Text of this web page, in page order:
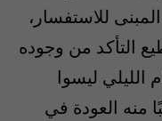
للاستفسار،
التأكد من وجوده
الليلي ليسوا
منه العودة في